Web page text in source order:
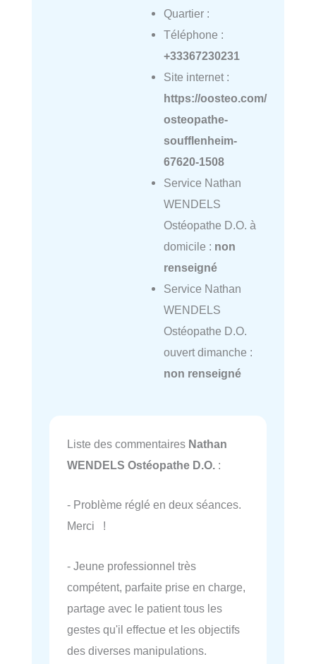
Quartier :
Téléphone :
+33367230231
Site internet :
https://oosteo.com/
osteopathe-
soufflenheim-
67620-1508
Service Nathan
WENDELS
Ostéopathe D.O. à
domicile : non
renseigné
Service Nathan
WENDELS
Ostéopathe D.O.
ouvert dimanche :
non renseigné
Liste des commentaires Nathan
WENDELS Ostéopathe D.O. :
- Problème réglé en deux séances.
Merci !
- Jeune professionnel très
compétent, parfaite prise en charge,
partage avec le patient tous les
gestes qu'il effectue et les objectifs
des diverses manipulations.